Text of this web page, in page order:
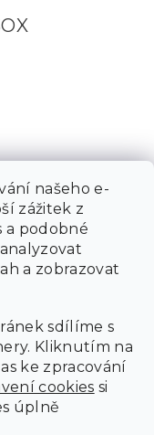
našeho e-
zážitek z
a podobné
a zobrazovat
sdílíme s
Kliknutím na
ke zpracování
cookies si
úplně